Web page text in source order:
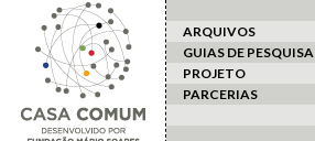
ARQUIVOS
GUIAS DE PESQUISA
PROJETO
PARCERIAS